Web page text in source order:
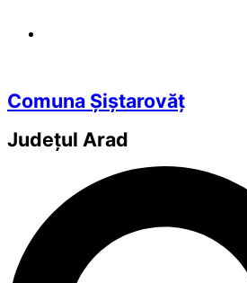
Comuna Șiștarovăț
Județul Arad